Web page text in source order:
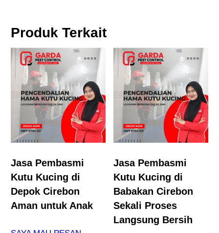
Produk Terkait
Jasa Pembasmi
Kutu Kucing di
Depok Cirebon
Aman untuk Anak
Jasa Pembasmi
Kutu Kucing di
Babakan Cirebon
Sekali Proses
Langsung Bersih